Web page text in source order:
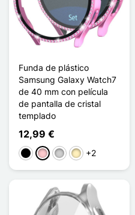
Funda de plástico
Samsung Galaxy Watch7
de 40 mm con película
de pantalla de cristal
templado
12,99 €
NegroRosaPlataOro +2